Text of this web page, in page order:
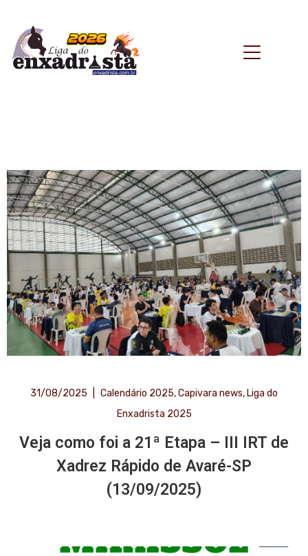
31/08/2025 Calendário 2025,Capivara news, Liga do
Enxadrista 2025
Veja como foi a 21ª Etapa – III IRT de
Xadrez Rápido de Avaré-SP
(13/09/2025)